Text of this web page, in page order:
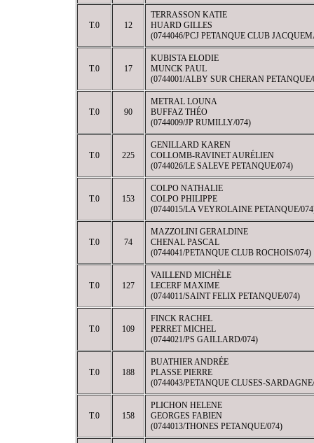
T.0 12
TERRASSON KATIE
HUARD GILLES
(0744046/PCJ PETANQUE CLUB
T.0 17
KUBISTA ELODIE
MUNCK PAUL
(0744001/ALBY SUR CHERAN PETANQUE/
T.0 90
METRAL LOUNA
BUFFAZ THÉO
(0744009/JP RUMILLY/074)
T.0 225
GENILLARD KAREN
COLLOMB-RAVINET AURÉLIEN
(0744026/LE SALEVE PETANQUE/074)
T.0 153
COLPO NATHALIE
COLPO PHILIPPE
(0744015/LA VEYROLAINE PETANQUE/
T.0 74
MAZZOLINI GERALDINE
CHENAL PASCAL
(0744041/PETANQUE CLUB ROCHOIS/074)
T.0 127
VAILLEND MICHÈLE
LECERF MAXIME
(0744011/SAINT FELIX PETANQUE/074)
T.0 109
FINCK RACHEL
PERRET MICHEL
(0744021/PS GAILLARD/074)
T.0 188
BUATHIER ANDRÉE
PLASSE PIERRE
(0744043/PETANQUE CLUSES-
T.0 158
PLICHON HELENE
GEORGES FABIEN
(0744013/THONES PETANQUE/074)